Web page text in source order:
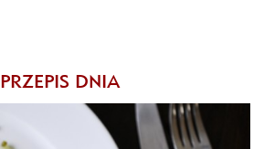
PRZEPIS DNIA